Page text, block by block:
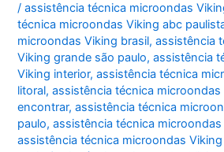
/assistência técnica microondas
técnica microondas Viking abc
microondas Viking brasil,assistência
Viking grande são paulo,assistência
Viking interior,assistência técnica
litoral,assistência técnica
encontrar,assistência técnica
paulo,assistência técnica
assistência técnica microondas